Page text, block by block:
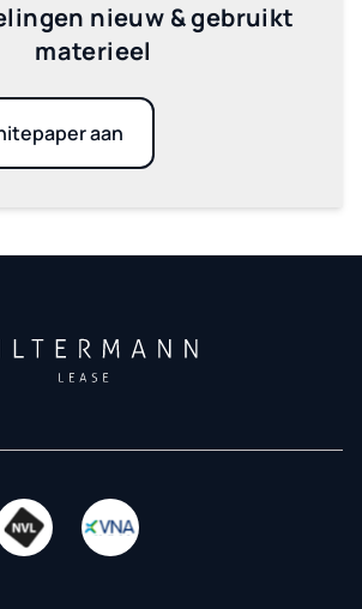
nieuw & gebruikt
materieel
aan